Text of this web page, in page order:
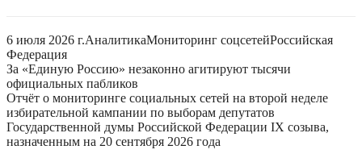
6 июля 2026 г.АналитикаМониторинг соцсетейРоссийская
Федерация
За «Единую Россию» незаконно агитируют тысячи
официальных пабликов
Отчёт о мониторинге социальных сетей на второй неделе
избирательной кампании по выборам депутатов
Государственной думы Российской Федерации IX созыва,
назначенным на 20 сентября 2026 года